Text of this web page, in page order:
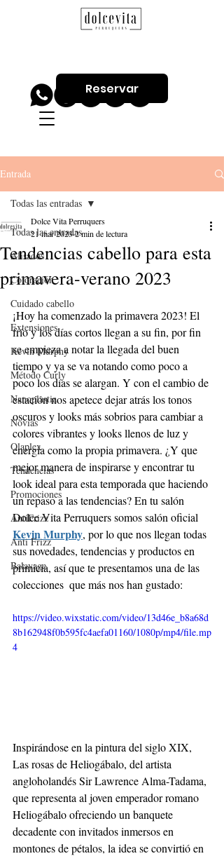
Reservar
Entrada
Todas las entradas
Alisados
Coloración
Cuidado cabello
Extensiones
Kevin Murphy
Método Curly
Nanoplastia
Novias
Olaplex
Tendencias
Promociones
AntiFrizz
Anti Frizz
Balayage
Todas las entradas
Tendencias cabello para esta
primavera-verano 2023
Dolce Vita Perruquers
21 mar 20232 min de lectura
¡Hoy ha comenzado la primavera 2023! El
frío y los días cortos llegan a su fin, por fin
se empieza a notar la llegada del buen
tiempo y ya se va notando como poco a
poco los días se alargan. Y con el cambio de
estación nos apetece dejar atrás los tonos
oscuros y looks más sobrios para cambiar a
colores vibrantes y looks llenos de luz y
energía como la propia primavera. ¿Y que
mejor manera de inspirarse y encontrar tu
look ideal para esta temporada que haciendo
un repaso a las tendencias? En tu salón
Dolce Vita Perruquers somos salón oficial
Kevin Murphy, por lo que nos llegan todas
sus novedades, tendencias y productos en
primicia, así que te presentamos una de las
colecciones  que más nos han gustado:
https://video.wixstatic.com/video/13d46e_b8a68d
8b162948f0b595fc4aefa01160/1080p/mp4/file.mp
4
Inspirándose en la pintura del siglo XIX,
Las rosas de Heliogábalo, del artista
angloholandés Sir Lawrence Alma-Tadama,
que representa al joven emperador romano
Heliogábalo ofreciendo un banquete
decadente con invitados inmersos en
montones de pétalos, la idea se convirtió en